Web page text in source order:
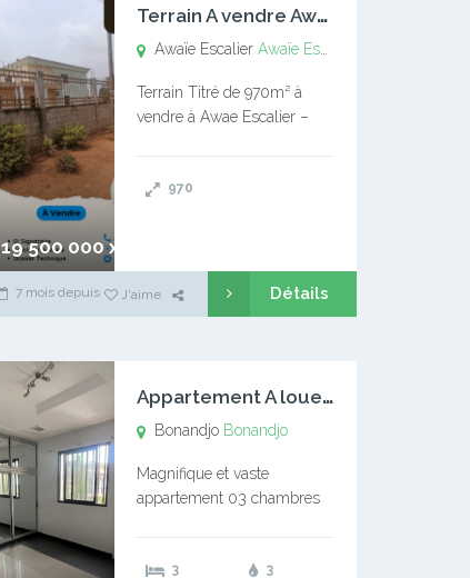
19 500 000 xaf
T
errain A vendre Awaïe Escalier
Awaïe EscalierAwaïe Escalier
Terrain Titré de 970m² à
vendre à Awae Escalier –
l’Université Catholique –
970
7 mois depuis J'aime Détails
A
ppartement A louer Bonandjo
Bonandjo Bonandjo
Magnifique et vaste
appartement 03 chambres
douches 01 vaste salon 01
3
3